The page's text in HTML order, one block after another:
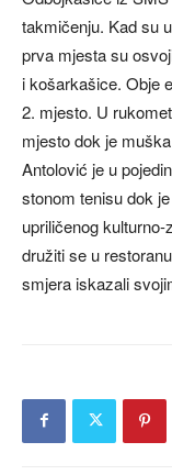
takmičenju. Kad su
prva mjesta su
i košarkašice. Obje
2. mjesto. U
mjesto dok je
Antolović je u
stonom tenisu dok
upriličenog
družiti se u
smjera iskazali